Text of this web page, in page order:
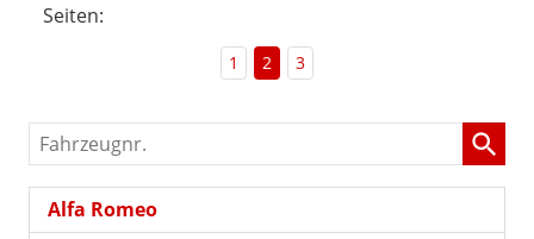
Seiten:
1 2 3
Fahrzeugnr.
Alfa Romeo